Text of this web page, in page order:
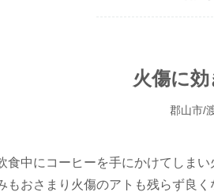
火傷に
郡山市/
食中にコーヒーを手にかけてしま
おさまり火傷のアトも残らず良く